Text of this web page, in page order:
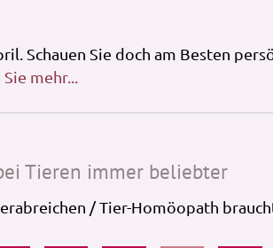
Schauen Sie doch am Besten
Sie mehr...
Tieren immer beliebter
/ Tier-Homöopath